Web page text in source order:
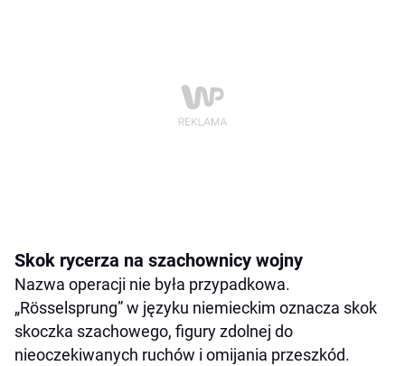
Skok rycerza na szachownicy wojny
Nazwa operacji nie była przypadkowa.
„Rösselsprung” w języku niemieckim oznacza skok
skoczka szachowego, figury zdolnej do
nieoczekiwanych ruchów i omijania przeszkód.